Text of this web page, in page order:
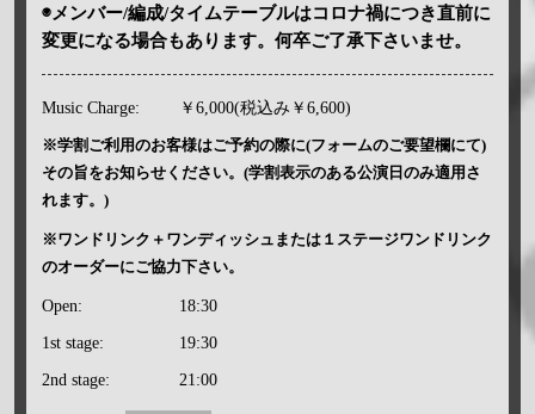
◉メンバー/編成/タイムテーブルはコロナ禍につき直前に
変更になる場合もあります。何卒ご了承下さいませ。
Music Charge: ￥6,000(税込み￥6,600)
※学割ご利用のお客様はご予約の際に(フォームのご要望欄にて)
その旨をお知らせください。(学割表示のある公演日のみ適用さ
れます。)
※ワンドリンク＋ワンディッシュまたは１ステージワンドリンク
のオーダーにご協力下さい。
Open: 18:30
1st stage: 19:30
2nd stage: 21:00